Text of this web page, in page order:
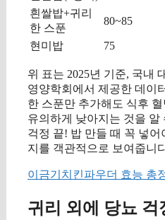
흰쌀밥+귀리
한 스푼
80~85
현미밥 75
위 표는 2025년 기준, 국내
영양학회에서 제공한 데이
한 스푼만 추가해도 식후
유의하게 낮아지는 것을 알
걱정 끝! 밥 만들 때 꼭 넣
지를 객관적으로 보여줍니
이금기치킨파우더 효능 총
귀리 외에 당뇨 걱